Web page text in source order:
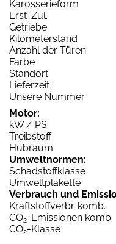
Karosserieform
Erst-Zul.
Getriebe
Kilometerstand
Anzahl der Türen
Farbe
Standort
Lieferzeit
Unsere Nummer
Motor:
kW / PS
Treibstoff
Hubraum
Umweltnormen:
Schadstoffklasse
Umweltplakette
Verbrauch und
Kraftstoffverbr. komb.
CO2-Emissionen komb.
CO2-Klasse